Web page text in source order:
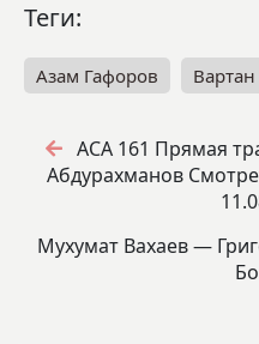
Теги:
Азам Гафоров
ACA 161 Прямая
Абдурахманов
Мухумат Вахаев —